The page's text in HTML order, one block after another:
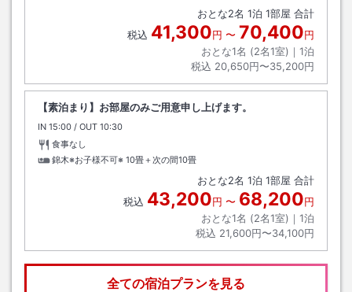
おとな2名 1泊 1部屋 合計
税込 41,300円 〜 70,400円
おとな1名 (2名1室)｜ 1泊
税込 20,650円〜35,200円
【素泊まり】お部屋のみご用意申し上げます。
IN チェックイン
15:00 / OUT チェックアウト
10:30
食事なし
錦木※お子様不可※ 10畳＋次の間10畳
おとな2名 1泊 1部屋 合計
税込 43,200円 〜 68,200円
おとな1名 (2名1室)｜ 1泊
税込 21,600円〜34,100円
全ての宿泊プランを見る